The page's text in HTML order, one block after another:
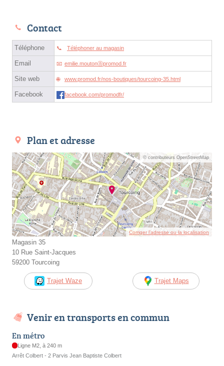
Contact
Téléphone Téléphoner au magasin
Email emilie.moutonⓐpromod.fr
Site web www.promod.fr/nos-boutiques/tourcoing-35.html
Facebook facebook.com/promodfr/
Plan et adresse
© contributeurs OpenStreetMap
Corriger l’adresse ou la localisation
Magasin 35
10 Rue Saint-Jacques
59200 Tourcoing
Trajet Waze Trajet Maps
Venir en transports en commun
En métro
Ligne M2, à 240 m
Arrêt Colbert - 2 Parvis Jean Baptiste Colbert